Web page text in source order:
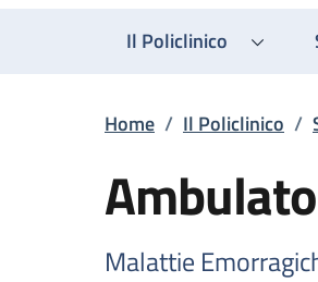
Il Policlinico
Briciole di
Home / Il Policlinico /
Malattie